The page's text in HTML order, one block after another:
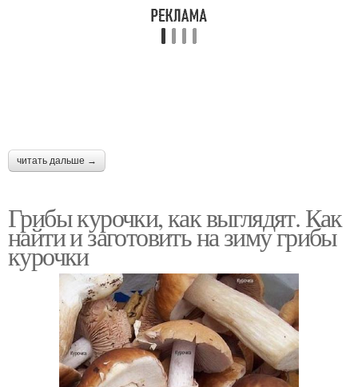
читать дальше →
Грибы курочки, как выглядят. Как
найти и заготовить на зиму грибы
курочки